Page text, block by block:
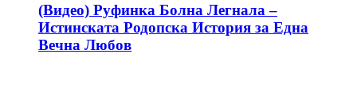
(Видео) Руфинка Болна Легнала –
Истинската Родопска История за Една
Вечна Любов